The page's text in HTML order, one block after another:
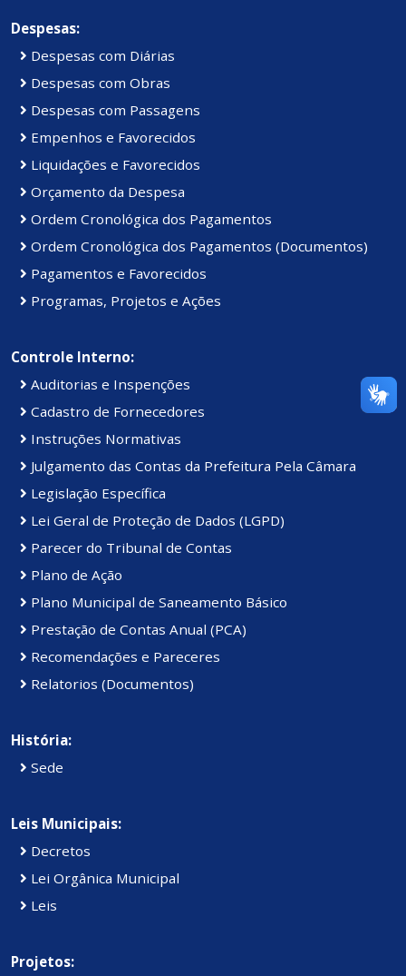
Despesas:
Despesas com Diárias
Despesas com Obras
Despesas com Passagens
Empenhos e Favorecidos
Liquidações e Favorecidos
Orçamento da Despesa
Ordem Cronológica dos Pagamentos
Ordem Cronológica dos Pagamentos (Documentos)
Pagamentos e Favorecidos
Programas, Projetos e Ações
Controle Interno:
Auditorias e Inspenções
Cadastro de Fornecedores
Instruções Normativas
Julgamento das Contas da Prefeitura Pela Câmara
Legislação Específica
Lei Geral de Proteção de Dados (LGPD)
Parecer do Tribunal de Contas
Plano de Ação
Plano Municipal de Saneamento Básico
Prestação de Contas Anual (PCA)
Recomendações e Pareceres
Relatorios (Documentos)
História:
Sede
Leis Municipais:
Decretos
Lei Orgânica Municipal
Leis
Projetos: